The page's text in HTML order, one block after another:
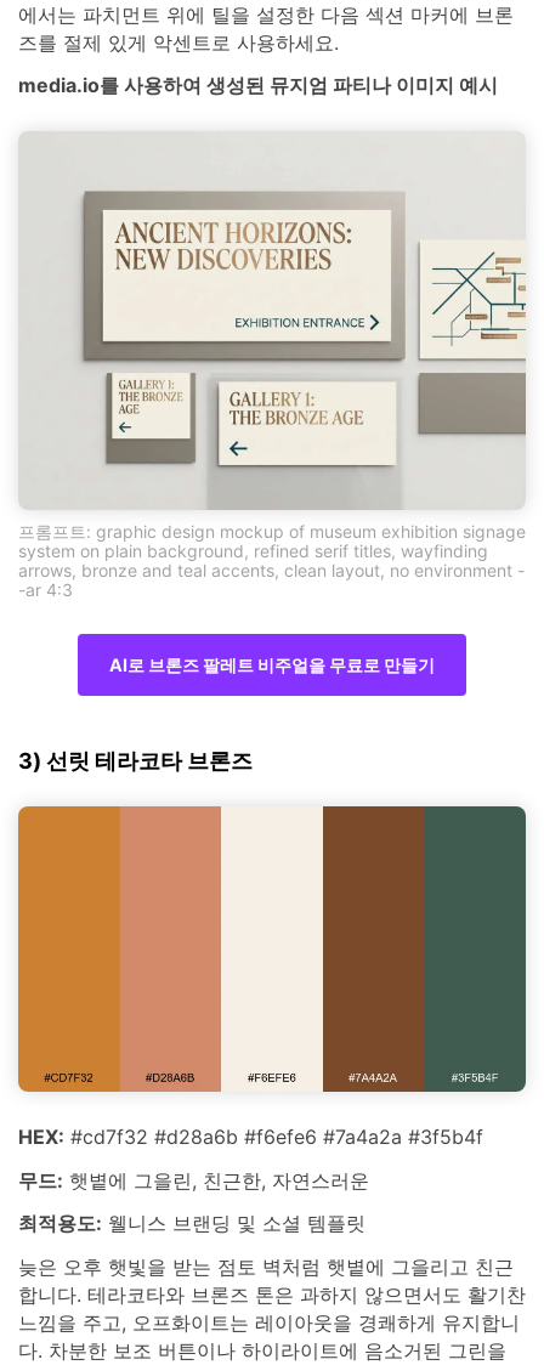
에서는 파치먼트 위에 틸을 설정한 다음 섹션 마커에 브론
즈를 절제 있게 악센트로 사용하세요.
media.io를 사용하여 생성된 뮤지엄 파티나 이미지 예시
프롬프트: graphic design mockup of museum exhibition signage
system on plain background, refined serif titles, wayfinding
arrows, bronze and teal accents, clean layout, no environment -
-ar 4:3
AI로 브론즈 팔레트 비주얼을 무료로 만들기
3) 선릿 테라코타 브론즈
HEX: #cd7f32 #d28a6b #f6efe6 #7a4a2a #3f5b4f
무드: 햇볕에 그을린, 친근한, 자연스러운
최적용도: 웰니스 브랜딩 및 소셜 템플릿
늦은 오후 햇빛을 받는 점토 벽처럼 햇볕에 그을리고 친근
합니다. 테라코타와 브론즈 톤은 과하지 않으면서도 활기찬
느낌을 주고, 오프화이트는 레이아웃을 경쾌하게 유지합니
다. 차분한 보조 버튼이나 하이라이트에 음소거된 그린을